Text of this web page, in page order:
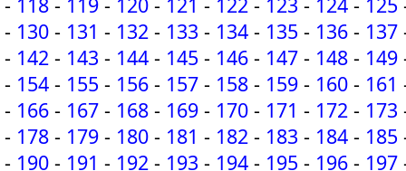
- 130 - 131 - 132 - 133 - 134 - 135 - 136 - 137
- 142 - 143 - 144 - 145 - 146 - 147 - 148 - 149
- 154 - 155 - 156 - 157 - 158 - 159 - 160 - 161
- 166 - 167 - 168 - 169 - 170 - 171 - 172 - 173
- 178 - 179 - 180 - 181 - 182 - 183 - 184 - 185
- 190 - 191 - 192 - 193 - 194 - 195 - 196 - 197